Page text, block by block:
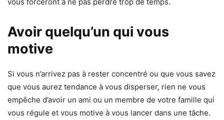
Avoir quelqu’un qui vous
motive
Si vous n’arrivez pas à rester concentré ou que vous savez
que vous aurez tendance à vous disperser, rien ne vous
empêche d’avoir un ami ou un membre de votre famille qui
vous régule et vous motive à vous lancer dans une tâche.